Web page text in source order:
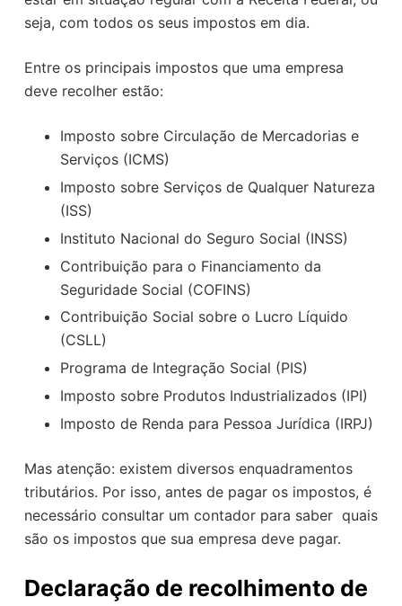
seja, com todos os seus impostos em dia.
Entre os principais impostos que uma empresa
deve recolher estão:
Imposto sobre Circulação de Mercadorias e
Serviços (ICMS)
Imposto sobre Serviços de Qualquer Natureza
(ISS)
Instituto Nacional do Seguro Social (INSS)
Contribuição para o Financiamento da
Seguridade Social (COFINS)
Contribuição Social sobre o Lucro Líquido
(CSLL)
Programa de Integração Social (PIS)
Imposto sobre Produtos Industrializados (IPI)
Imposto de Renda para Pessoa Jurídica (IRPJ)
Mas atenção: existem diversos enquadramentos
tributários. Por isso, antes de pagar os impostos, é
necessário consultar um contador para saber quais
são os impostos que sua empresa deve pagar.
Declaração de recolhimento de